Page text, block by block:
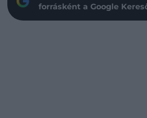
forrásként a Google